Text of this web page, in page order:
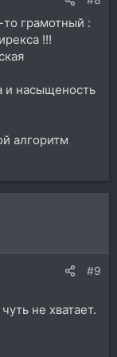
то грамотный :
!!!
и насыщеность
алгоритм
#9
не хватает.